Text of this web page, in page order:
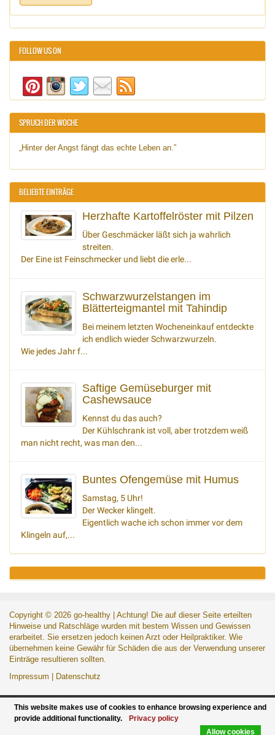
FOLLOW US ON
SPRUCH DER WOCHE
„Hinter der Angst fängt das echte Leben an.”
BELIEBTE EINTRÄGE
Herzhafte Kartoffelröster mit Pilzen
Über Geschmäcker läßt sich ja wahrlich
streiten.
Der Eine ist Feinschmecker und liebt die erle...
Schwarzwurzelstangen im
Blätterteigmantel mit Tahindip
Bei meinem letzten Wocheneinkauf entdeckte
ich endlich wieder Schwarzwurzeln.
Wie jedes Jahr f...
Saftige Gemüseburger mit
Cashewsauce
Kennst du das auch?
Der Kühlschrank ist voll, aber trotzdem weiß
man nicht recht, was man den...
Buntes Ofengemüse mit Humus
Samstag, 5 Uhr!
Der Wecker klingelt.
Eigentlich wache ich schon immer vor dem
Klingeln auf,...
Copyright © 2026 go-healthy | Achtung! Die auf dieser Seite erteilten
Hinweise und Ratschläge wurden mit bestem Wissen und Gewissen
erarbeitet. Sie ersetzen jedoch keinen Arzt oder Heilpraktiker. Wie
übernehmen keine Gewähr für Schäden die aus der Verwendung unserer
Einträge resultieren sollten.
Impressum | Datenschutz
This website makes use of cookies to enhance browsing experience and
provide additional functionality.
Privacy policy
Allow cookies